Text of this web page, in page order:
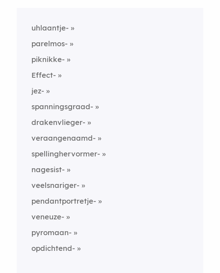
uhlaantje-
parelmos-
piknikke-
Effect-
jez-
spanningsgraad-
drakenvlieger-
veraangenaamd-
spellinghervormer-
nagesist-
veelsnariger-
pendantportretje-
veneuze-
pyromaan-
opdichtend-